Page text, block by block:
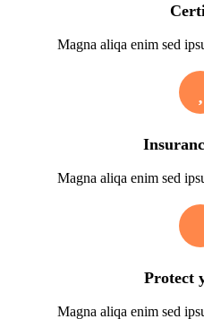
Magna aliqa enim sed
Magna aliqa enim sed
Protect
Magna aliqa enim sed